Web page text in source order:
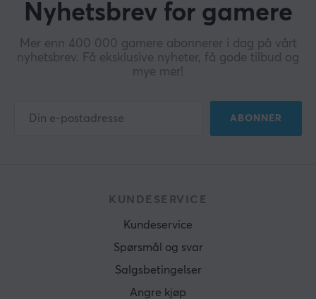
Nyhetsbrev for gamere
Mer enn 400 000 gamere abonnerer i dag på vårt
nyhetsbrev. Få eksklusive nyheter, få gode tilbud og
mye mer!
ABONNER
KUNDESERVICE
Kundeservice
Spørsmål og svar
Salgsbetingelser
Angre kjøp